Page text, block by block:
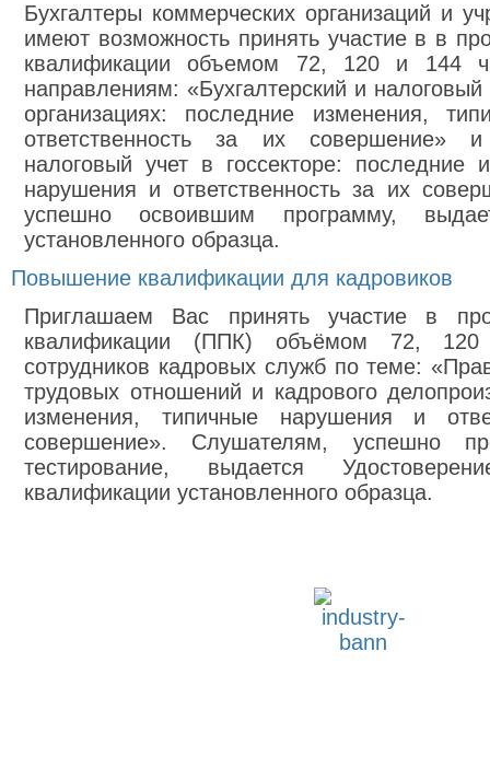
Бухгалтеры коммерческих организаций и
имеют возможность принять участие в в
квалификации объемом 72, 120 и 144
направлениям: «Бухгалтерский и
организациях: последние изменения,
ответственность за их совершение»
налоговый учет в госсекторе: последние
нарушения и ответственность за их
успешно освоившим программу,
установленного образца.
Повышение квалификации для кадровиков
Приглашаем Вас принять участие в
квалификации (ППК) объёмом 72,
сотрудников кадровых служб по теме:
трудовых отношений и кадрового
изменения, типичные нарушения и
совершение». Слушателям, успешно
тестирование, выдается
квалификации установленного образца.